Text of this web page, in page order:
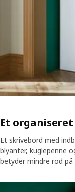
Et
Et skrivebord med
blyanter, kuglepenne
betyder mindre rod på